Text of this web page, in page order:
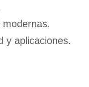
y aplicaciones.